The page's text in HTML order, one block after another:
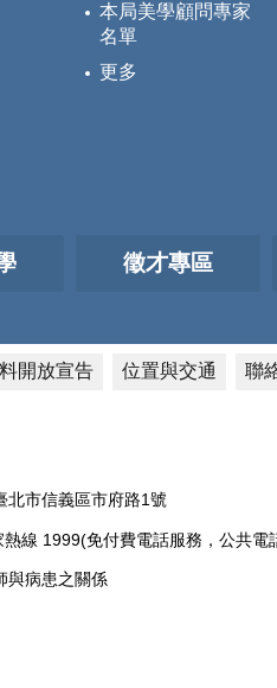
本局美學顧問專家
名單
更多
徵才專區
開放宣告 位置與交通 聯
北市信義區市府路1號
線 1999(免付費電話服務，公共電
與病患之關係